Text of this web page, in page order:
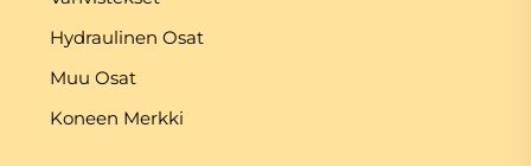
Hydraulinen Osat
Muu Osat
Koneen Merkki